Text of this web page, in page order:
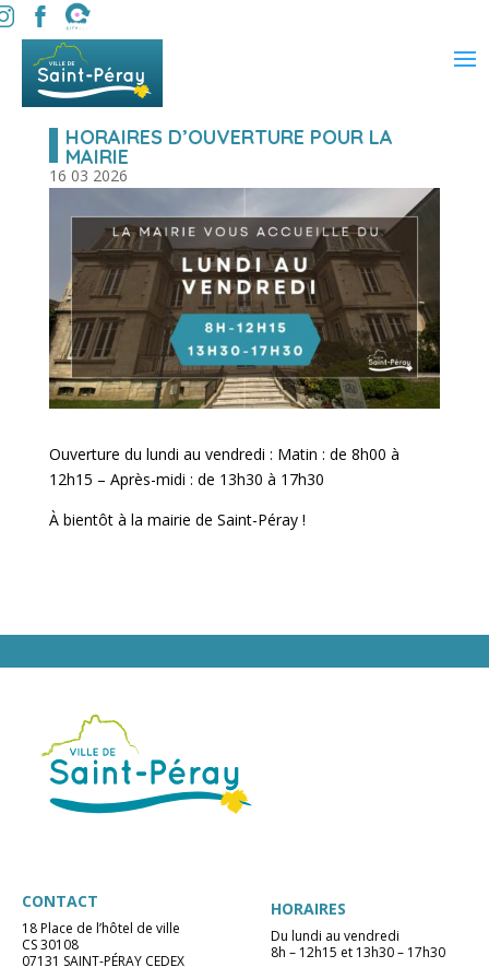
HORAIRES D’OUVERTURE POUR LA
MAIRIE
16 03 2026
Ouverture du lundi au vendredi : Matin : de 8h00 à
12h15 – Après-midi : de 13h30 à 17h30
À bientôt à la mairie de Saint-Péray !
CONTACT
18 Place de l’hôtel de ville
CS 30108
07131 SAINT-PÉRAY CEDEX
HORAIRES
Du lundi au vendredi
8h – 12h15 et 13h30 – 17h30